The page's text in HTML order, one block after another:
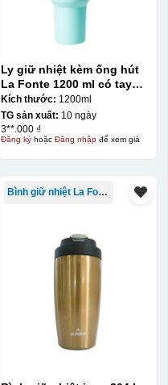
Ly giữ nhiệt kèm ống hút
La Fonte 1200 ml có tay
cầm – 012317
Kích thước: 1200ml
TG sản xuất: 10 ngày
3**.000 ₫
Đăng kýhoặc Đăng nhậpđể xem giá
Bình giữ nhiệt La Fonte